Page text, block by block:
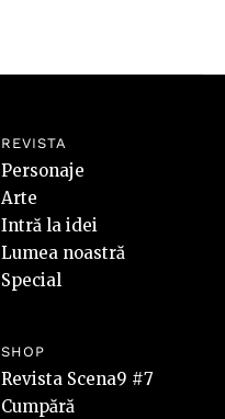
REVISTA
Personaje
Arte
Intră la idei
Lumea noastră
Special
SHOP
Revista Scena9 #7
Cumpără